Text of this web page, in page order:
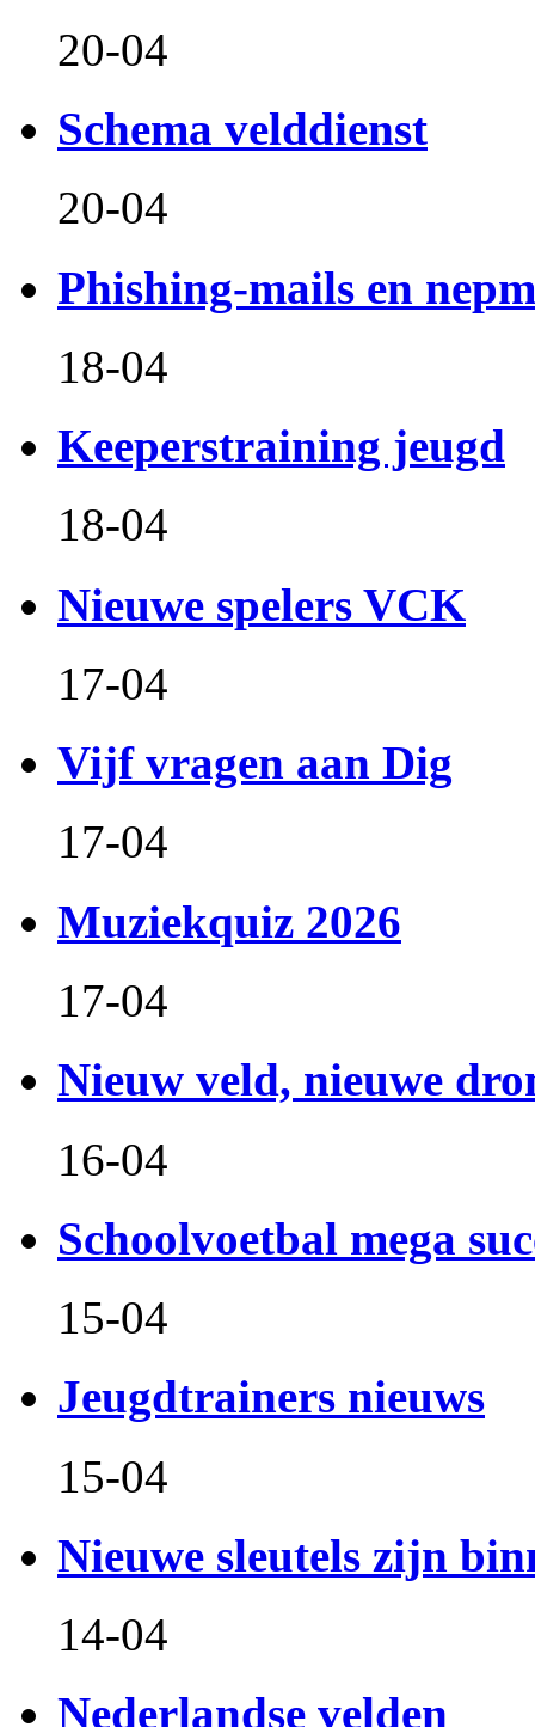
20-04
Schema velddienst
20-04
Phishing-mails en
18-04
Keeperstraining jeugd
18-04
Nieuwe spelers VCK
17-04
Vijf vragen aan Dig
17-04
Muziekquiz 2026
17-04
Nieuw veld, nieuwe
16-04
Schoolvoetbal mega
15-04
Jeugdtrainers nieuws
15-04
Nieuwe sleutels zijn
14-04
Nederlandse velden